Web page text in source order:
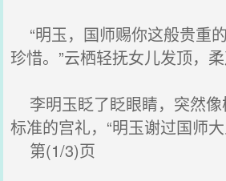
“明玉，国师赐你这般贵重
珍惜。”云栖轻抚女儿发顶，柔
李明玉眨了眨眼睛，突然像
标准的宫礼，“明玉谢过国师
第(1/3)页